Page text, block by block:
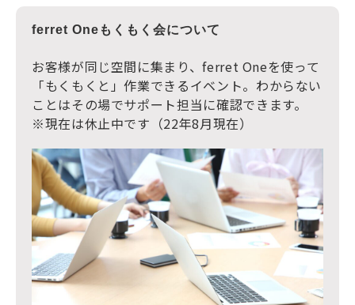
ferret Oneもくもく会について
お客様が同じ空間に集まり、ferret Oneを使って
「もくもくと」作業できるイベント。わからない
ことはその場でサポート担当に確認できます。
※現在は休止中です（22年8月現在）